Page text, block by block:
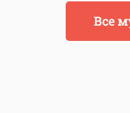
Все